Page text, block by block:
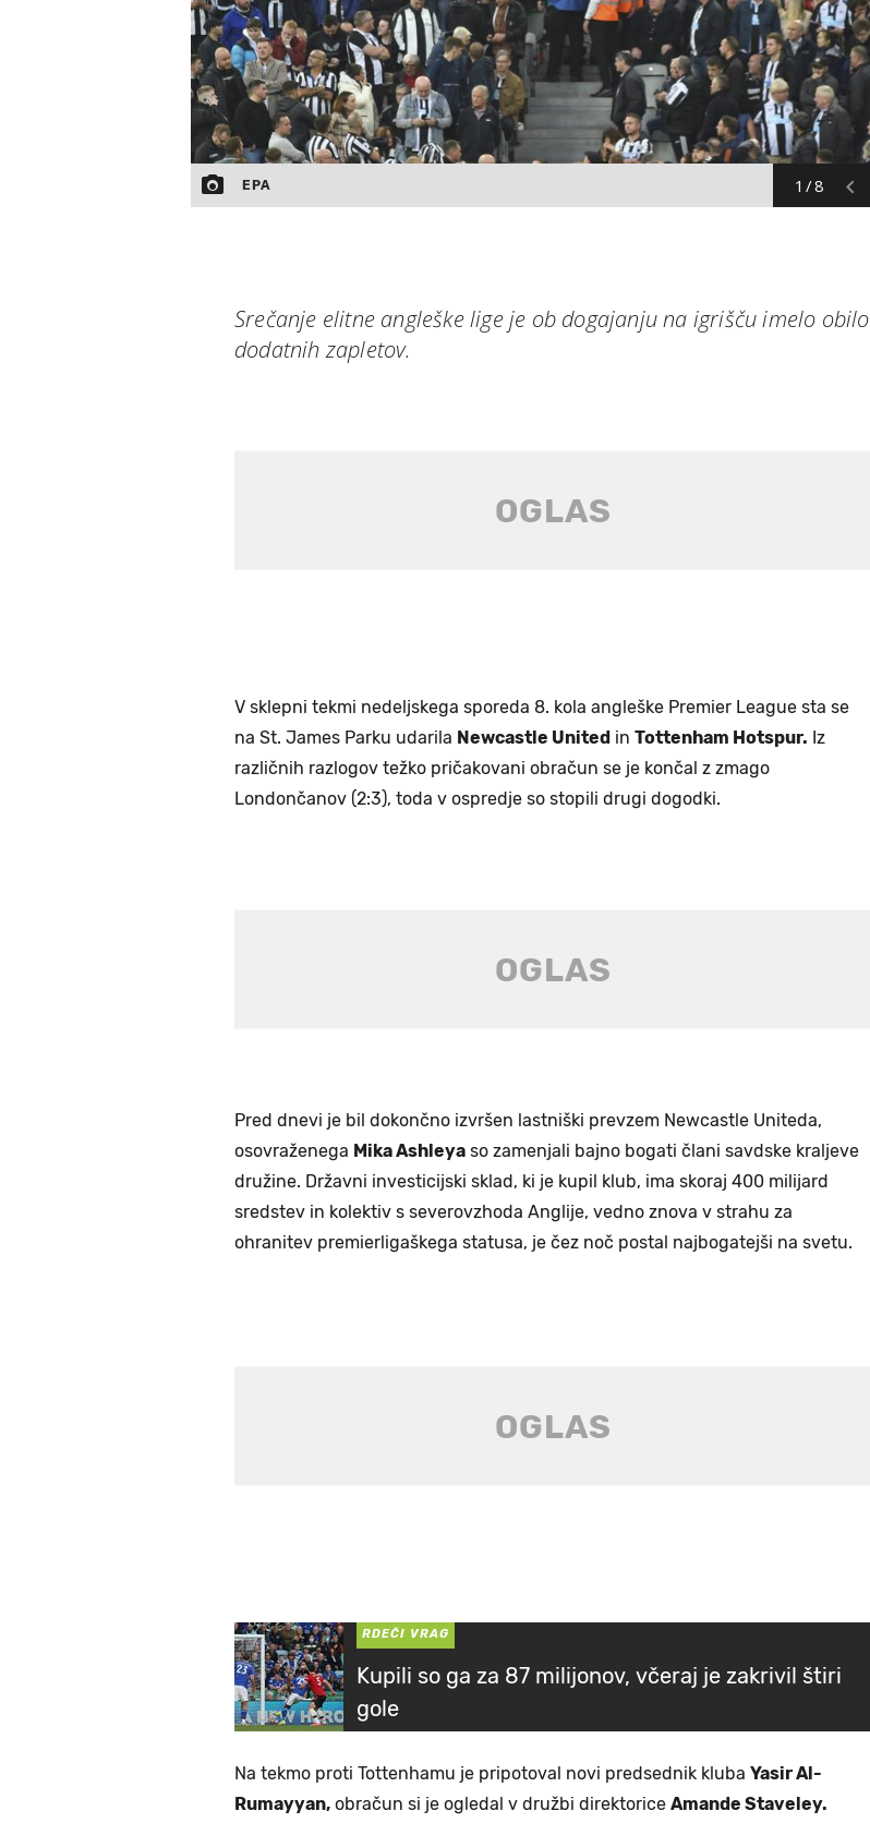
1/8
EPA
Srečanje elitne angleške lige je ob dogajanju na igrišču imelo obilo
dodatnih zapletov.
V sklepni tekmi nedeljskega sporeda 8. kola angleške Premier League sta se
na St. James Parku udarila Newcastle United in Tottenham Hotspur. Iz
različnih razlogov težko pričakovani obračun se je končal z zmago
Londončanov (2:3), toda v ospredje so stopili drugi dogodki.
Pred dnevi je bil dokončno izvršen lastniški prevzem Newcastle Uniteda,
osovraženega Mika Ashleya so zamenjali bajno bogati člani savdske kraljeve
družine. Državni investicijski sklad, ki je kupil klub, ima skoraj 400 milijard
sredstev in kolektiv s severovzhoda Anglije, vedno znova v strahu za
ohranitev premierligaškega statusa, je čez noč postal najbogatejši na svetu.
RDEČI VRAG
Kupili so ga za 87 milijonov, včeraj je zakrivil štiri
gole
Na tekmo proti Tottenhamu je pripotoval novi predsednik kluba Yasir Al-
Rumayyan, obračun si je ogledal v družbi direktorice Amande Staveley.